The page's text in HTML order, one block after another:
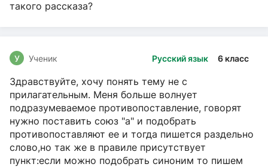
такого рассказа?
Русский язык 6 класс
У Ученик
Здравствуйте, хочу понять тему не с
прилагательным. Меня больше волнует
подразумеваемое противопоставление, говорят
нужно поставить союз "а" и подобрать
противопоставляют ее и тогда пишется раздельно
слово,но так же в правиле присутствует
пункт:если можно подобрать синоним то пишем